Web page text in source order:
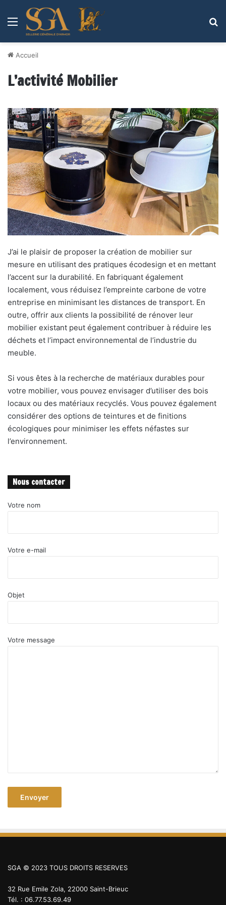
Menu
Accueil
L’activité Mobilier
J’ai le plaisir de proposer la création de mobilier sur
mesure en utilisant des pratiques écodesign et en mettant
l’accent sur la durabilité. En fabriquant également
localement, vous réduisez l’empreinte carbone de votre
entreprise en minimisant les distances de transport. En
outre, offrir aux clients la possibilité de rénover leur
mobilier existant peut également contribuer à réduire les
déchets et l’impact environnemental de l’industrie du
meuble.
Si vous êtes à la recherche de matériaux durables pour
votre mobilier, vous pouvez envisager d’utiliser des bois
locaux ou des matériaux recyclés. Vous pouvez également
considérer des options de teintures et de finitions
écologiques pour minimiser les effets néfastes sur
l’environnement.
Nous contacter
Votre nom
Votre e-mail
Objet
Votre message
SGA © 2023 TOUS DROITS RESERVES
32 Rue Emile Zola, 22000 Saint-Brieuc
Tél. : 06.77.53.69.49